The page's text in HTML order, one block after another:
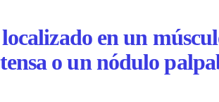
en un
o un nódulo